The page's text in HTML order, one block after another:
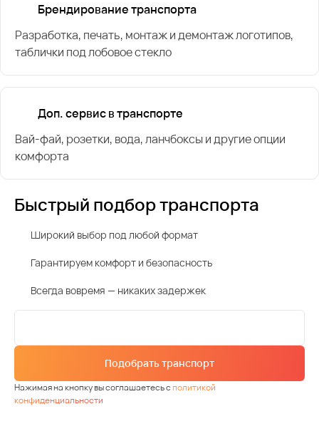
Брендирование транспорта
Разработка, печать, монтаж и демонтаж логотипов,
таблички под лобовое стекло
Доп. сервис в транспорте
Вай-фай, розетки, вода, ланчбоксы и другие опции
комфорта
Быстрый подбор транспорта
Широкий выбор под любой формат
Гарантируем комфорт и безопасность
Всегда вовремя — никаких задержек
Подобрать транспорт
Нажимая на кнопку вы соглашаетесь сполитикой
конфиденциальности